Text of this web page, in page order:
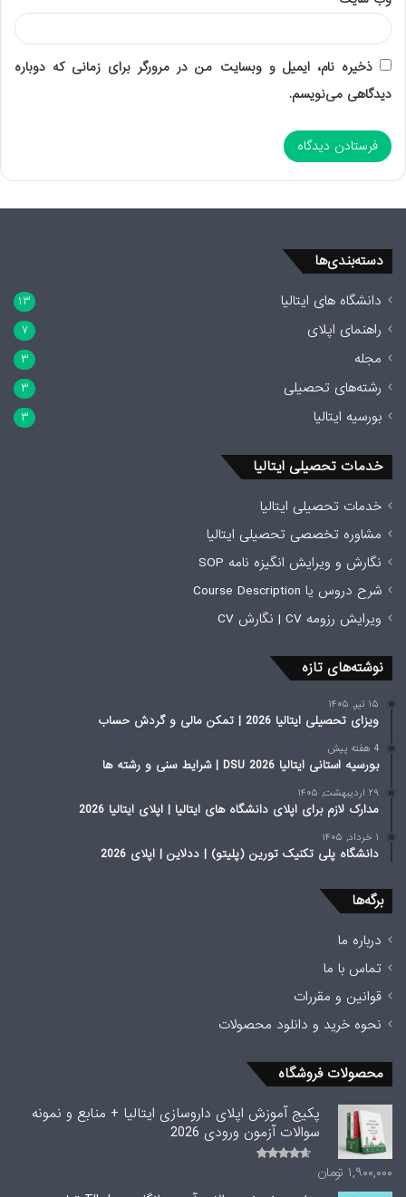
ذخیره نام، ایمیل و وبسایت من در مرورگر برای زمانی که دوباره
دیدگاهی می‌نویسم.
دسته‌بندی‌ها
دانشگاه های ایتالیا ۱۳
راهنمای اپلای ۷
مجله ۳
رشته‌های تحصیلی ۳
بورسیه ایتالیا ۳
خدمات تحصیلی ایتالیا
خدمات تحصیلی ایتالیا
مشاوره تخصصی تحصیلی ایتالیا
نگارش و ویرایش انگیزه نامه SOP
شرح دروس یا Course Description
ویرایش رزومه CV | نگارش CV
نوشته‌های تازه
۱۵ تیر, ۱۴۰۵
ویزای تحصیلی ایتالیا 2026 | تمکن مالی و گردش حساب
4 هفته پیش
بورسیه استانی ایتالیا 2026 DSU | شرایط سنی و رشته ها
۲۹ اردیبهشت, ۱۴۰۵
مدارک لازم برای اپلای دانشگاه های ایتالیا | اپلای ایتالیا 2026
۱ خرداد, ۱۴۰۵
دانشگاه پلی تکنیک تورین (پلیتو) | ددلاین | اپلای 2026
برگه‌ها
درباره ما
تماس با ما
قوانین و مقررات
نحوه خرید و دانلود محصولات
محصولات فروشگاه
پکیج آموزش اپلای داروسازی ایتالیا + منابع و نمونه
سوالات آزمون ورودی 2026
5
۱,۹۰۰,۰۰۰ تومان